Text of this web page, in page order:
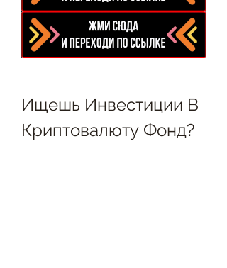
Ищешь Инвестиции В
Криптовалюту Фонд?